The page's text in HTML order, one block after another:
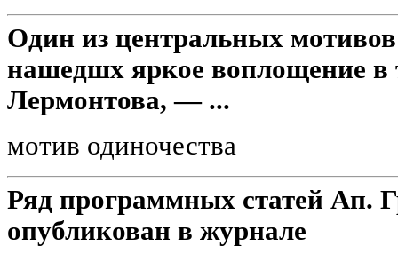
Один из центральных
нашедшх яркое воплощение
Лермонтова, — ...
мотив одиночества
Ряд программных статей Ап.
опубликован в журнале